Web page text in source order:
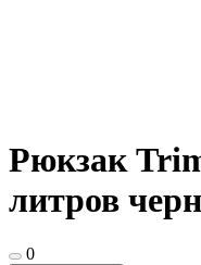
Рюкзак
литров
0